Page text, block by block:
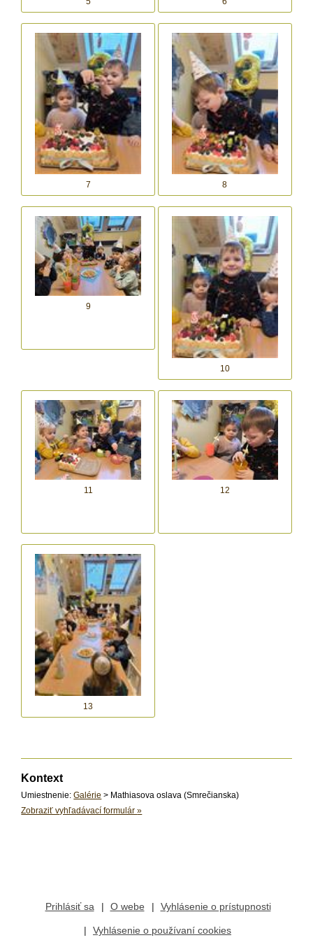
7 8
9
10
11 12
13
Kontext
Umiestnenie:Galérie > Mathiasova oslava (Smrečianska)
Zobraziť vyhľadávací formulár»
Prihlásiť sa O webe Vyhlásenie o prístupnosti
Vyhlásenie o používaní cookies